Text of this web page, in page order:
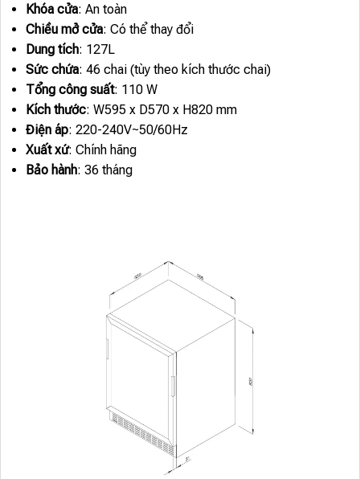
Khóa cửa: An toàn
Chiều mở cửa: Có thể thay đổi
Dung tích: 127L
Sức chứa: 46 chai (tùy theo kích thước chai)
Tổng công suất: 110 W
Kích thước: W595 x D570 x H820 mm
Điện áp: 220-240V~50/60Hz
Xuất xứ: Chính hãng
Bảo hành: 36 tháng